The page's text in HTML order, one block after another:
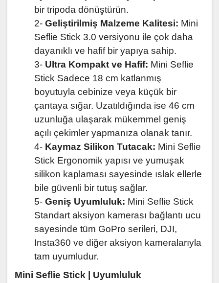
bir tripoda dönüştürün.
2- Geliştirilmiş Malzeme Kalitesi: Mini
Seflie Stick 3.0 versiyonu ile çok daha
dayanıklı ve hafif bir yapıya sahip.
3- Ultra Kompakt ve Hafif: Mini Seflie
Stick Sadece 18 cm katlanmış
boyutuyla cebinize veya küçük bir
çantaya sığar. Uzatıldığında ise 46 cm
uzunluğa ulaşarak mükemmel geniş
açılı çekimler yapmanıza olanak tanır.
4- Kaymaz Silikon Tutacak: Mini Seflie
Stick Ergonomik yapısı ve yumuşak
silikon kaplaması sayesinde ıslak ellerle
bile güvenli bir tutuş sağlar.
5- Geniş Uyumluluk: Mini Seflie Stick
Standart aksiyon kamerası bağlantı ucu
sayesinde tüm GoPro serileri, DJI,
Insta360 ve diğer aksiyon kameralarıyla
tam uyumludur.
Mini Seflie Stick | Uyumluluk